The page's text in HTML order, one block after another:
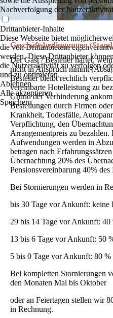
Geschäftsbedingungen
Der Gast / Besteller haftet,
nicht in Anspruch nimmt
Besteller bleibt rechtlich
vereinbarte Hotelleistung zu
Grund der Verhinderung
Bestellungen durch Firmen
Krankheit, Todesfälle,
Verpflichtung, den
Arrangementpreis zu
Aufwendungen werden in
betragen nach
Übernachtung 20% des
Pensionsvereinbarung 40% des
Bei Stornierungen werden in
bis 30 Tage vor Ankunft: keine
29 bis 14 Tage vor Ankunft: 40
13 bis 6 Tage vor Ankunft: 50
5 bis 0 Tage vor Ankunft: 80
Bei kompletten Stornierungen
den Monaten Mai bis Oktober
oder an Feiertagen stellen wir
in Rechnung.
Nachverfolgung der
Drittanbieter-Inhalte
Diese Webseite bietet
die von Drittanbietern
werden. Diese Drittanbieter
die Nutzeraktivität zu verfolgen
und zu optimieren.
Ablehnen
Alle akzeptieren
Speichern